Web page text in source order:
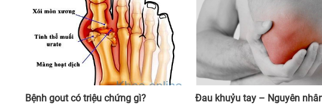
Bệnh gout có triệu chứng gì?
Đau khuỷu tay – Nguyên